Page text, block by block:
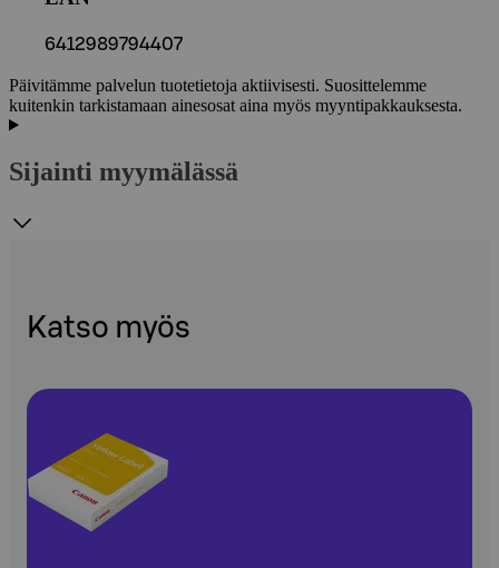
6412989794407
Päivitämme palvelun tuotetietoja aktiivisesti. Suosittelemme
kuitenkin tarkistamaan ainesosat aina myös myyntipakkauksesta.
Sijainti myymälässä
Katso myös